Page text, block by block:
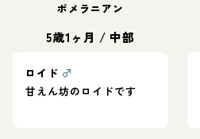
ポメラニアン
5歳1ヶ月 / 中部
ロイド ♂
甘えん坊のロイドです